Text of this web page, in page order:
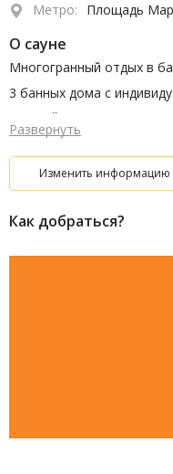
Метро:
Площадь
О сауне
Многогранный отдых в
3 банных дома с
Каждый номер уникален
Но объединяет их одно -
Уют, комфорт,
каждого банного номера,
Развернуть
Изменить информацию
Как добраться?